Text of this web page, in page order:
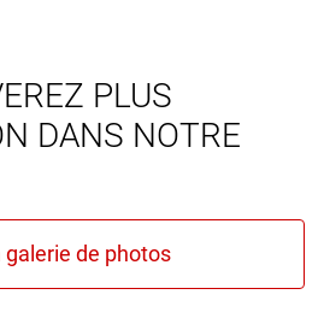
PLUS
DANS NOTRE